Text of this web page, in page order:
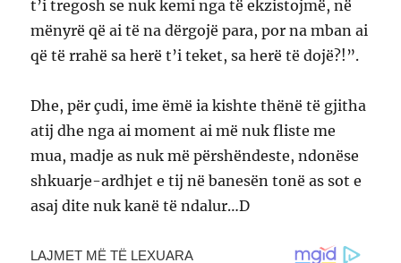
t’i tregosh se nuk kemi nga të ekzistojmë, në
mënyrë që ai të na dërgojë para, por na mban ai
që të rrahë sa herë t’i teket, sa herë të dojë?!”.
Dhe, për çudi, ime ëmë ia kishte thënë të gjitha
atij dhe nga ai moment ai më nuk fliste me
mua, madje as nuk më përshëndeste, ndonëse
shkuarje-ardhjet e tij në banesën tonë as sot e
asaj dite nuk kanë të ndalur…D